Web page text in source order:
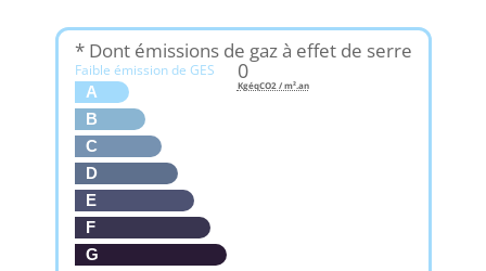
* Dont émissions de gaz à effet de serre
Faible émission de GES
A
B
C
D
E
F
G
0
KgéqCO2 / m².an